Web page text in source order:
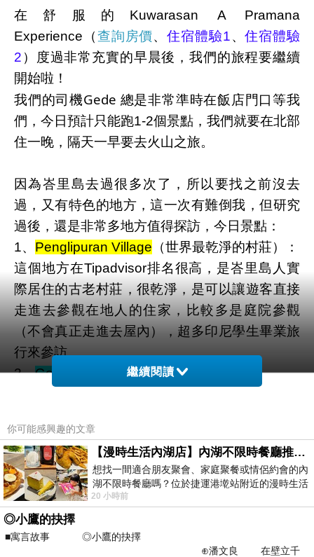
在舒服的 Kuwarasan A Pramana
Experience（查詢房價、住宿體驗1、住宿體驗
2 ）度過非常充實的早晨後，我們的旅程要繼續
開始啦！
我們的司機Gede 總是非常準時在飯店門口等我
們，今日預計只能跑1-2個景點，我們就要在北部
住一晚，隔天一早要去火山之旅。
因為峇里島去過很多次了，所以要找之前沒去
過，又有特色的地方，這一次有難倒我，但研究
過後，還是非常多地方值得探訪，今日景點：
1、 Penglipuran Village （世界最乾淨的村莊）：
這個地方在Tipadvisor排名很高，是峇里島人實
際居住的古老村莊，很乾淨，是可以讓遊客直接
走進去參觀在地人的住家，比較多是庭院參觀
（不會真正走進去屋內），超多印尼學生畢業旅
行來參訪。
2、Goa Raja Waterfall（別有洞天大瀑布）
布，請司機載我們過去，Gede表示自己也沒去
過，所以也期待和我們一起去冒險，果真這裡別
有洞天，是我們這趟最喜歡的瀑布！
繼續閱讀
你可能感興趣的文章
【漫時生活內湖店】內湖不限時餐廳推薦｜捷運港墘站美食，聚餐、約會、家庭聚會首選，正餐甜點一次滿足
想找一間適合朋友聚會、家庭聚餐或情侶約會的內
湖不限時餐廳嗎？位於捷運港墘站附近的漫時生活
內湖店，從捷運站步行約4分鐘即可抵
20 小時前
◎小鷹的抉擇
■寓言故事 ◎小鷹的抉擇
⊕潘文良 在壁立千